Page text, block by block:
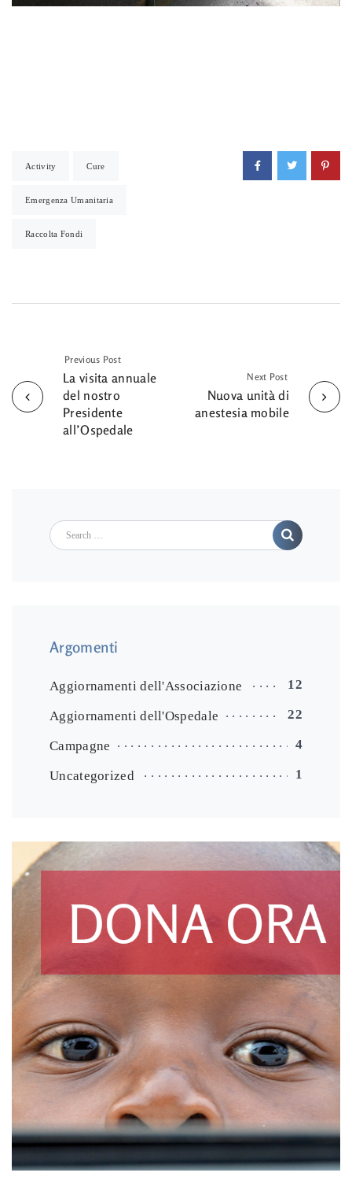
Activity Cure
Emergenza Umanitaria
Raccolta Fondi
Previous Post
La visita annuale
del nostro
Presidente
all’Ospedale
Next Post
Nuova unità di
anestesia mobile
Search
Argomenti
Aggiornamenti dell'Associazione 12
Aggiornamenti dell'Ospedale 22
Campagne 4
Uncategorized 1